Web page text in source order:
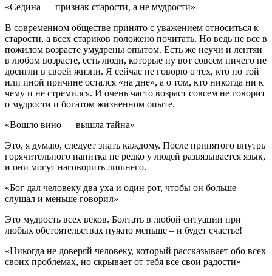
«Седина — признак старости, а не мудрости»
В современном обществе принято с уважением относиться к
старости, а всех стариков положено почитать. Но ведь не все в
пожилом возрасте умудрены опытом. Есть же неучи и лентяи
в любом возрасте, есть люди, которые ну вот совсем ничего не
досигли в своей жизни. Я сейчас не говорю о тех, кто по той
или иной причине остался «на дне», а о том, кто никогда ни к
чему и не стремился. И очень часто возраст совсем не говорит
о мудрости и богатом жизненном опыте.
«Вошло вино — вышла тайна»
Это, я думаю, следует знать каждому. После принятого внутрь
горячительного напитка не редко у людей развязывается язык,
и они могут наговорить лишнего.
«Бог дал человеку два уха и один рот, чтобы он больше
слушал и меньше говорил»
Это мудрость всех веков. Болтать в любой ситуации при
любых обстоятельствах нужно меньше – и будет счастье!
«Никогда не доверяй человеку, который рассказывает обо всех
своих проблемах, но скрывает от тебя все свои радости»